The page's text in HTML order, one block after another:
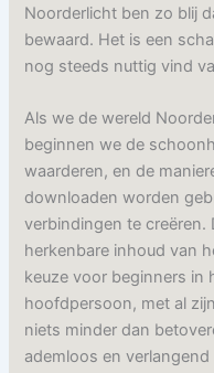
Noorderlicht ben zo blij
bewaard. Het is een
nog steeds nuttig vind
Als we de wereld
beginnen we de
waarderen, en de
downloaden worden
verbindingen te
herkenbare inhoud van
keuze voor beginners in
hoofdpersoon, met al
niets minder dan
ademloos en